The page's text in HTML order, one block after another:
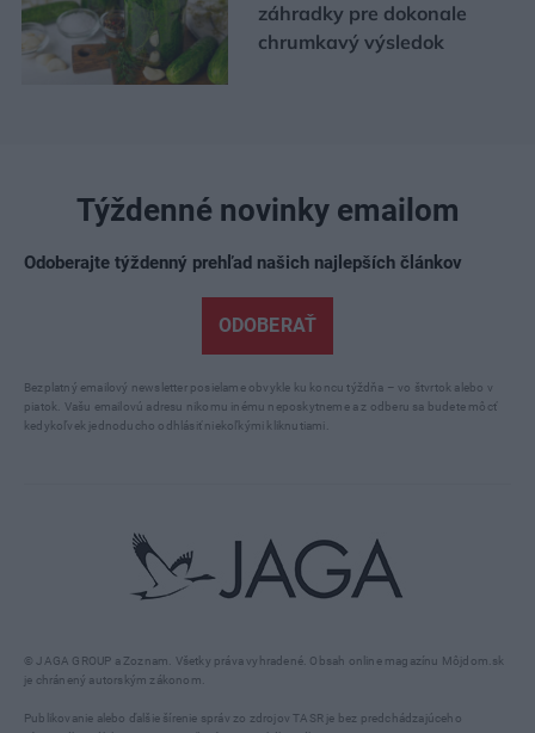
záhradky pre dokonale
chrumkavý výsledok
© JAGA GROUP a Zoznam. Všetky práva vyhradené. Obsah online magazínu Môjdom.sk
je chránený autorským zákonom.
Publikovanie alebo ďalšie šírenie správ zo zdrojov TASR je bez predchádzajúceho
Týždenné novinky emailom
Odoberajte týždenný prehľad našich najlepších článkov
ODOBERAŤ
Bezplatný emailový newsletter posielame obvykle ku koncu týždňa – vo štvrtok alebo v
piatok. Vašu emailovú adresu nikomu inému neposkytneme a z odberu sa budete môcť
kedykoľvek jednoducho odhlásiť niekoľkými kliknutiami.